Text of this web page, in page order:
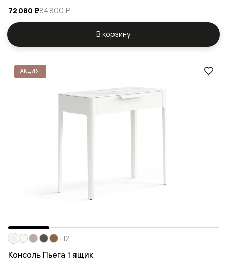
72 080 ₽84 800 ₽
В корзину
АКЦИЯ
Консоль Пьега 1 ящик
+12